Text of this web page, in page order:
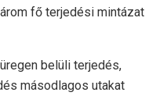
fő terjedési mintázat
belüli terjedés,
másodlagos utakat